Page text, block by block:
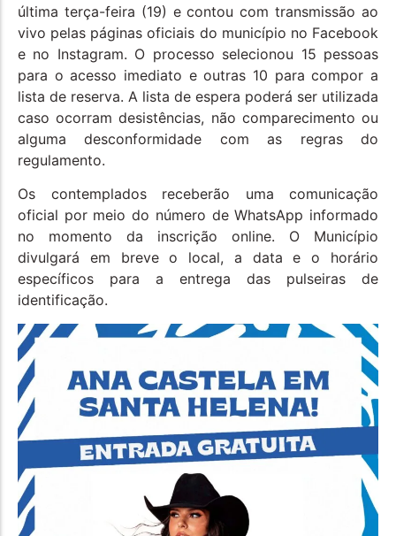
última terça-feira (19) e contou com transmissão ao
vivo pelas páginas oficiais do município no Facebook
e no Instagram. O processo selecionou 15 pessoas
para o acesso imediato e outras 10 para compor a
lista de reserva. A lista de espera poderá ser utilizada
caso ocorram desistências, não comparecimento ou
alguma desconformidade com as regras do
regulamento.
Os contemplados receberão uma comunicação
oficial por meio do número de WhatsApp informado
no momento da inscrição online. O Município
divulgará em breve o local, a data e o horário
específicos para a entrega das pulseiras de
identificação.